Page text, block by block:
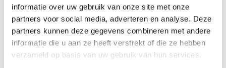
informatie over uw gebruik van onze site met onze
partners voor social media, adverteren en analyse. Deze
partners kunnen deze gegevens combineren met andere
informatie die u aan ze heeft verstrekt of die ze hebben
verzameld op basis van uw gebruik van hun services.
Kopersbescherming met Trusted Shops
Deze push-up parasol is makkelijk in hoogte
te verstellen d.m.v. een draaiknop. Ook heeft
deze parasol een windvang en een
kniksysteem. Dit in combinatie met het in